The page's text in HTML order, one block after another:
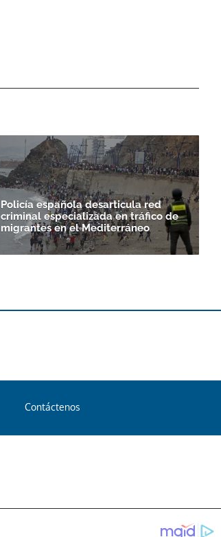
Policía española desarticula red
criminal especializada en tráfico de
migrantes en el Mediterráneo
Contáctenos